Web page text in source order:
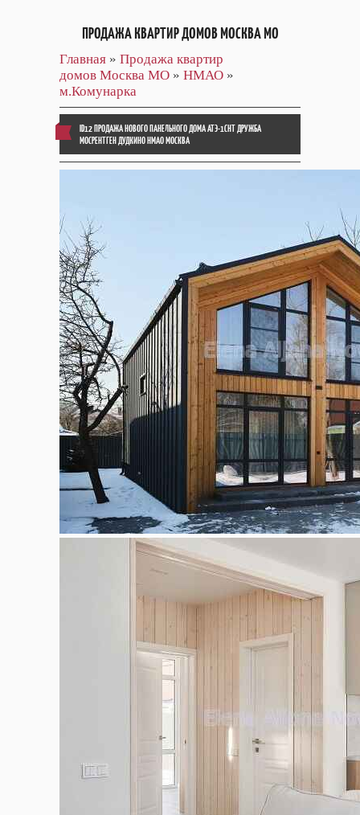
ПРОДАЖА КВАРТИР ДОМОВ МОСКВА МО
Главная » Продажа квартир
домов Москва МО » НМАО »
м.Комунарка
ID12 ПРОДАЖА НОВОГО ПАНЕЛЬНОГО ДОМА АТЭ-1СНТ ДРУЖБА
МОСРЕНТГЕН ДУДКИНО НМАО МОСКВА